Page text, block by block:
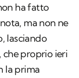
ha fatto
ma non ne
lasciando
che proprio ieri
la prima